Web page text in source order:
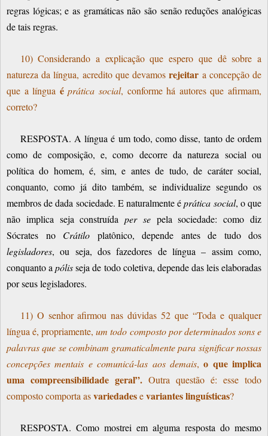
regras lógicas; e as gramáticas não são senão reduções analógicas
de tais regras.
10) Considerando a explicação que espero que dê sobre a
natureza da língua, acredito que devamosrejeitar a concepção de
que a língua é prática social, conforme há autores que afirmam,
correto?
RESPOSTA. A língua é um todo, como disse, tanto de ordem
como de composição, e, como decorre da natureza social ou
política do homem, é, sim, e antes de tudo, de caráter social,
conquanto, como já dito também, se individualize segundo os
membros de dada sociedade. E naturalmente éprática social, o que
não implica seja construídaper sepela sociedade: como diz
Sócrates no Crátilo platônico, depende antes de tudo dos
legisladores, ou seja, dos fazedores de língua – assim como,
conquanto apólisseja de todo coletiva, depende das leis elaboradas
por seus legisladores.
11) O senhor afirmou nas dúvidas 52 que “Toda e qualquer
língua é, propriamente,um todo composto por determinados sons e
palavras que se combinam gramaticalmente para significar nossas
concepções mentais e comunicá-las aos demais,o que implica
uma compreensibilidade geral”. Outra questão é: esse todo
composto comporta asvariedadesevariantes linguísticas?
RESPOSTA. Como mostrei em alguma resposta do mesmo